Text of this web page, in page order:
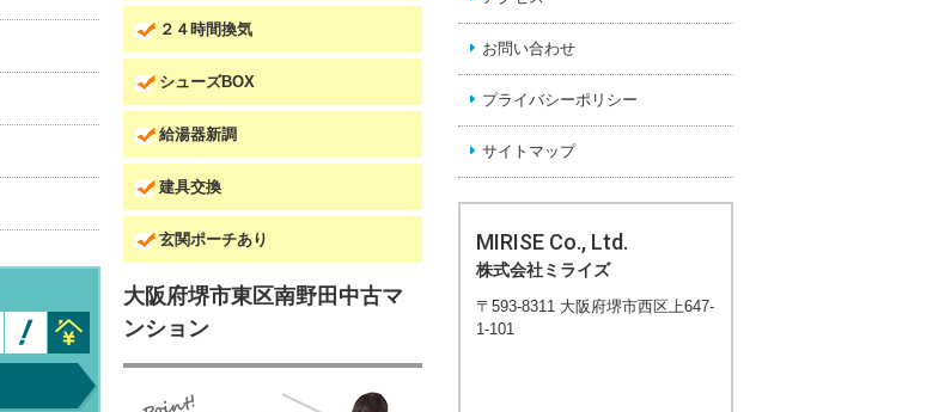
２４時間換気
シューズBOX
給湯器新調
建具交換
玄関ポーチあり
大阪府堺市東区南野田中古マ
ンション
お問い合わせ
プライバシーポリシー
サイトマップ
MIRISE Co., Ltd.
株式会社ミライズ
〒593-8311 大阪府堺市西区上647-
1-101